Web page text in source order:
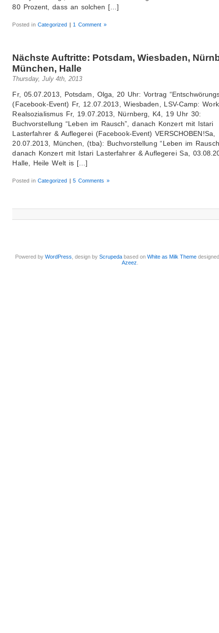
80 Prozent, dass an solchen […]
Posted inCategorized | 1 Comment »
Nächste Auftritte: Potsdam, Wiesbaden,
München, Halle
Thursday, July 4th, 2013
Fr, 05.07.2013, Potsdam, Olga, 20 Uhr: Vortrag
(Facebook-Event) Fr, 12.07.2013, Wiesbaden, LSV-Camp:
Realsozialismus Fr, 19.07.2013, Nürnberg, K4, 19 Uhr 30:
Buchvorstellung “Leben im Rausch”, danach Konzert mit Istari
Lasterfahrer & Auflegerei (Facebook-Event) VERSCHOBEN!Sa,
20.07.2013, München, (tba): Buchvorstellung “Leben im
danach Konzert mit Istari Lasterfahrer & Auflegerei Sa,
Halle, Heile Welt is […]
Posted inCategorized | 5 Comments »
Powered byWordPress , design byScrupeda based onWhite as Milk Theme
Azeez